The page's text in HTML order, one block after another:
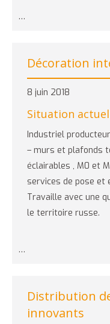
…
Décoration
8 juin 2018
Situation
Industriel
– murs et plafonds
éclairables , M0 et
services de pose et
Travaille avec une
le territoire russe.
…
Distribution
innovants